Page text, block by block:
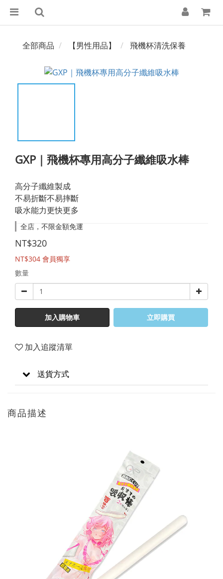
全部商品 【男性用品】 飛機杯清洗保養
GXP｜飛機杯專用高分子纖維吸水棒
高分子纖維製成
不易折斷不易摔斷
吸水能力更快更多
全店，不限金額免運
NT$320
NT$304 會員獨享
數量
加入購物車 立即購買
加入追蹤清單
送貨方式
商品描述